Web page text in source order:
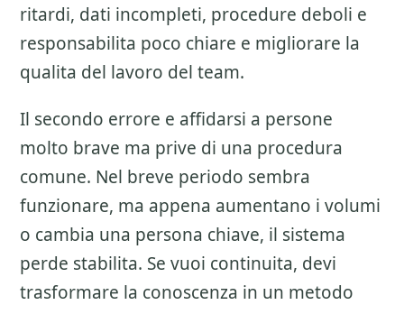
ritardi, dati incompleti, procedure deboli e
responsabilita poco chiare e migliorare la
qualita del lavoro del team.
Il secondo errore e affidarsi a persone
molto brave ma prive di una procedura
comune. Nel breve periodo sembra
funzionare, ma appena aumentano i volumi
o cambia una persona chiave, il sistema
perde stabilita. Se vuoi continuita, devi
trasformare la conoscenza in un metodo